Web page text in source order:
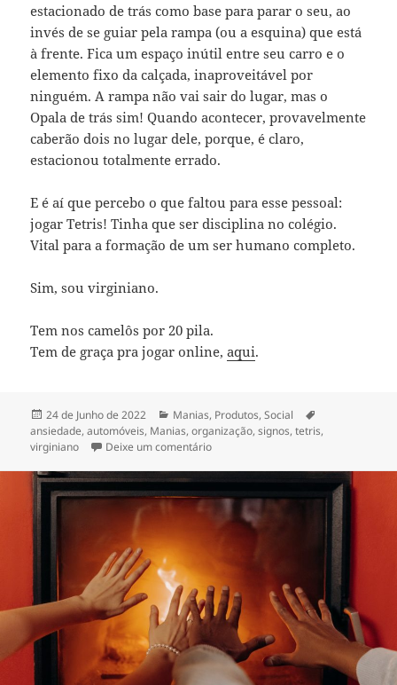
estacionado de trás como base para parar o seu, ao
invés de se guiar pela rampa (ou a esquina) que está
à frente. Fica um espaço inútil entre seu carro e o
elemento fixo da calçada, inaproveitável por
ninguém. A rampa não vai sair do lugar, mas o
Opala de trás sim! Quando acontecer, provavelmente
caberão dois no lugar dele, porque, é claro,
estacionou totalmente errado.
E é aí que percebo o que faltou para esse pessoal:
jogar Tetris! Tinha que ser disciplina no colégio.
Vital para a formação de um ser humano completo.
Sim, sou virginiano.
Tem nos camelôs por 20 pila.
Tem de graça pra jogar online,aqui.
Publicado
a
24 de Junho de 2022 Categorias
Manias, Produtos,Social
ansiedade,automóveis, Manias,organização,signos,tetris,
virginiano
Deixe um comentáriosobre Tetris no currículo escolar